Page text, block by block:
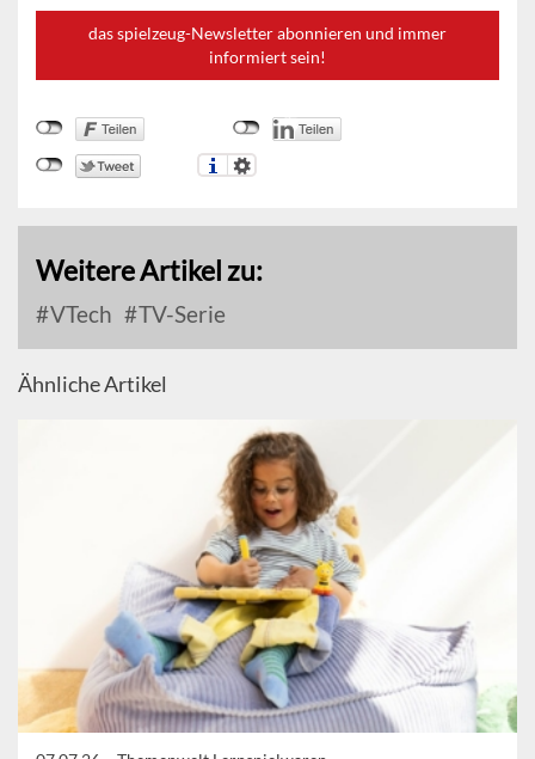
das spielzeug-Newsletter abonnieren und immer
informiert sein!
Weitere Artikel zu:
VTech TV-Serie
Ähnliche Artikel